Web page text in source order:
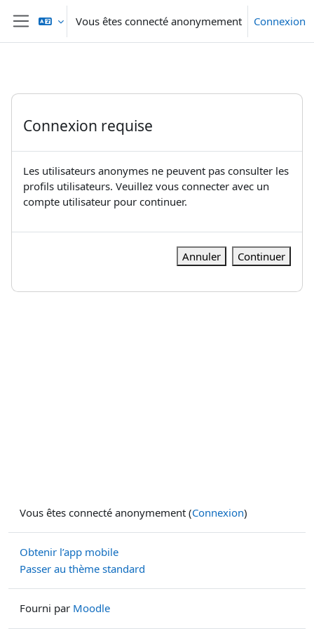
Passer au contenu principal
Panneau latéral
Vous êtes connecté anonymement Connexion
Connexion requise
Les utilisateurs anonymes ne peuvent pas consulter les
profils utilisateurs. Veuillez vous connecter avec un
compte utilisateur pour continuer.
Annuler Continuer
Vous êtes connecté anonymement (Connexion)
Obtenir l’app mobile
Passer au thème standard
Fourni par Moodle